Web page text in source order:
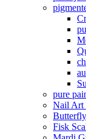
pure
Nail Art
Butterfly
Fisk